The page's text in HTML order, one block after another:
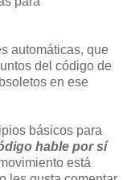
automáticas, que
del código de
en ese
básicos para
hable por sí
está